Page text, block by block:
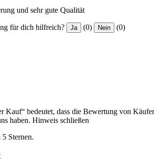
und sehr gute Qualität
für dich hilfreich? Ja (0) Nein (0)
Kauf“ bedeutet, dass die Bewertung von
haben. Hinweis schließen
Sternen.